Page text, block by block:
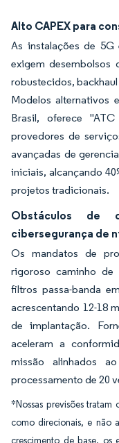
Alto CAPEX para
As instalações de
exigem desembolsos
robustecidos,
Modelos alternativos
Brasil, oferece
provedores de
avançadas de
iniciais, alcançando
projetos tradicionais.
Obstáculos de
cibersegurança de
Os mandatos de
rigoroso caminho
filtros passa-banda
acrescentando 12-18
de implantação.
aceleram a
missão alinhados
processamento de 20
*Nossas previsões tratam
como direcionais, e não
crescimento de base, os